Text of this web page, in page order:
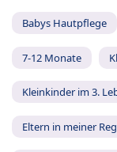
Babys Hautpflege
7-12 Monate
Kleinkinder im 3.
Eltern in meiner